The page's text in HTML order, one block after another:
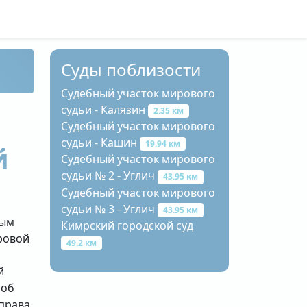
Суды поблизости
Судебный участок мирового
судьи - Калязин
2.35 км
Судебный участок мирового
судьи - Кашин
19.94 км
Судебный участок мирового
судьи № 2 - Углич
43.95 км
Судебный участок мирового
судьи № 3 - Углич
43.95 км
Кимрский городской суд
49.2 км